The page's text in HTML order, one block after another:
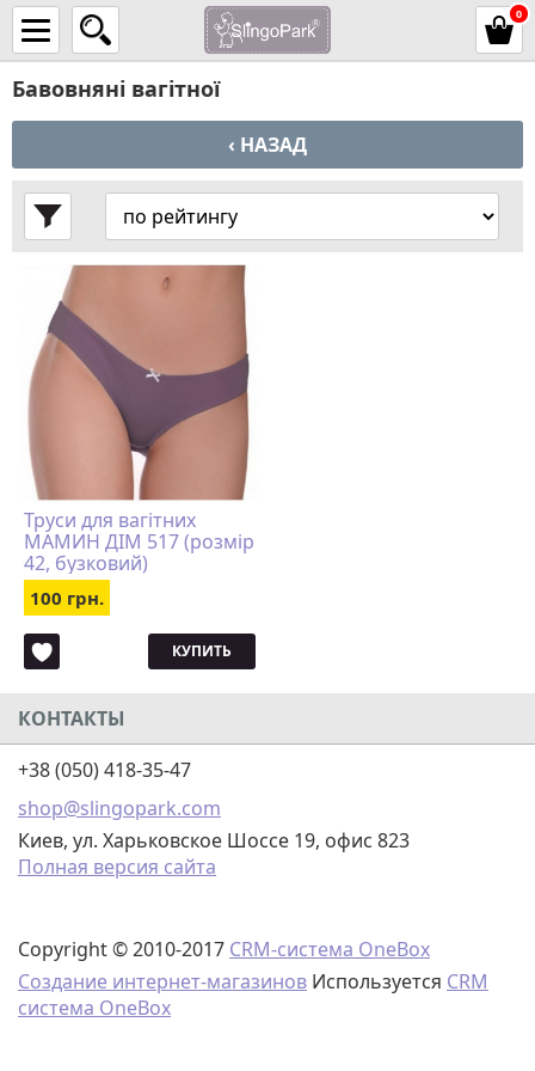
0
Бавовняні вагітної
‹ НАЗАД
Труси для вагітних
МАМИН ДІМ 517 (розмір
42, бузковий)
100 грн.
КУПИТЬ
КОНТАКТЫ
+38 (050) 418-35-47
shop@slingopark.com
Киев, ул. Харьковское Шоссе 19, офис 823
Полная версия сайта
Copyright © 2010-2017 CRM-система OneBox
Создание интернет-магазинов Используется CRM
система OneBox